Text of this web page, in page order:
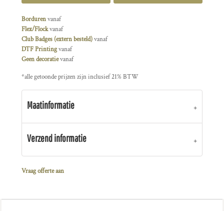
Bordurenvanaf
Flex/Flockvanaf
Club Badges (extern besteld)vanaf
DTF Printingvanaf
Geen decoratievanaf
*alle getoonde prijzen zijn inclusief 21% BTW
Maatinformatie
Verzend informatie
Vraag offerte aan